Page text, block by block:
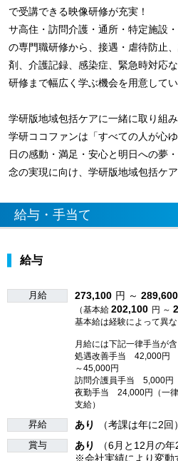
で受講できる映像研修が充実！
サ高住・訪問介護・通所・特定施設
の専門職研修から、接遇・虐待防止
剤、介護記録、感染症、緊急時対応
研修まで幅広く学ぶ機会を用意してい
学研版地域包括ケアに一緒に取り組
学研ココファンは「すべての人が心
日の感動・満足・安心と明日への夢
念の実現に向け、学研版地域包括ケ
給与・手当て
給与
月給 273,100 円 ～ 289,600
（基本給 202,100 円 ～
基本給は経験によって異な
月給には下記一律手当が含
処遇改善手当 42,000円
～45,000円
訪問介護員手当 5,000円
夜勤手当 24,000円（一
支給）
昇給 あり （考課は年に2回）
賞与 あり
（6月と12月の年
※会社実績により変動